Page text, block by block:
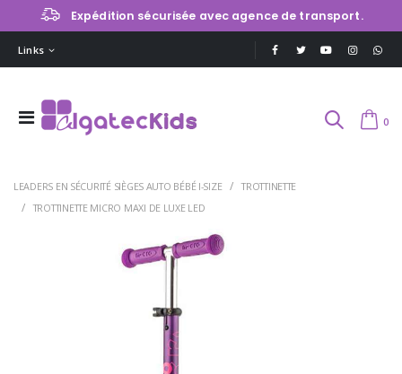
Expédition sécurisée avec agence de transport.
Links
0
LEADERS EN SÉCURITÉ SIÈGES AUTO BÉBÉ I-SIZE
TROTTINETTE
TROTTINETTE MICRO MAXI DE LUXE LED